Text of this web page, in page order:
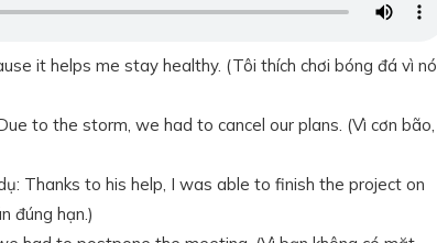
it helps me stay healthy. (Tôi thích chơi bóng đá vì nó
to the storm, we had to cancel our plans. (Vì cơn bão,
Thanks to his help, I was able to finish the project on
đúng hạn.)